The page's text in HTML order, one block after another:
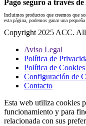
Pago seguro a través
Incluimos productos que creemos que
esta página, podemos ganar una
Copyright 2025 ACC. All
Aviso Legal
Política de
Política de Cookies
Configuración de
Contacto
Esta web utiliza cookies
funcionamiento y para
relacionada con sus